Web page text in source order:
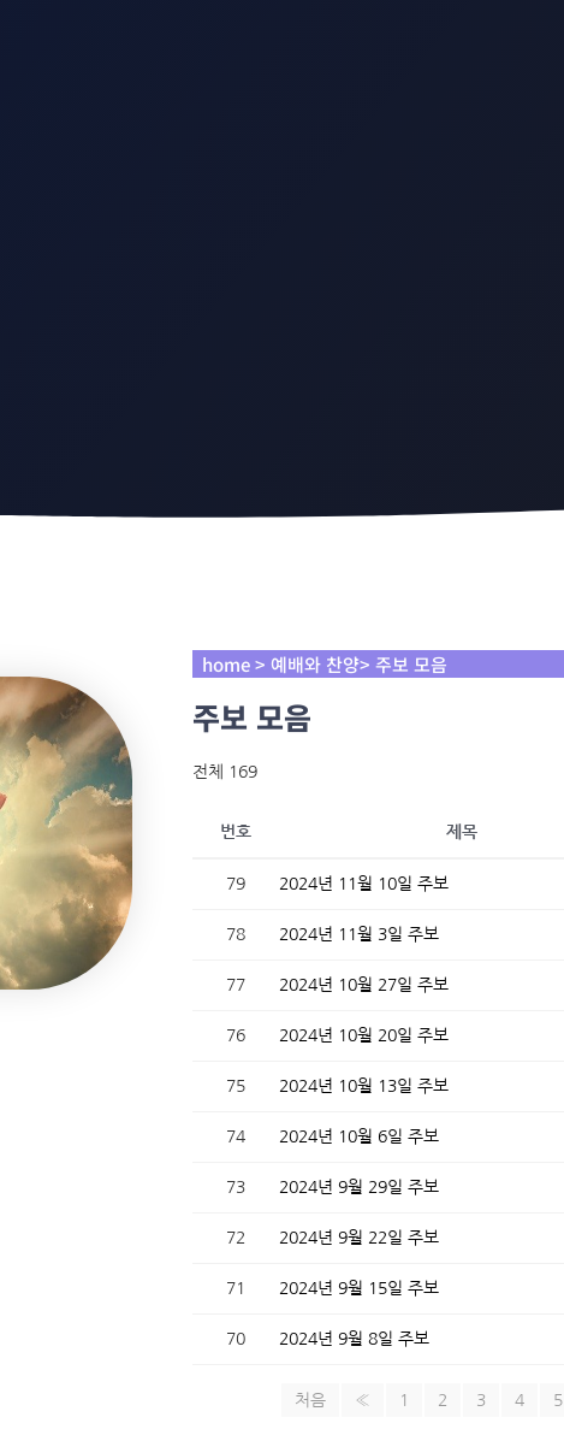
home > 예배와 찬양> 주보 모음
주보 모음
전체 169
번호 제목
79 2024년 11월 10일 주보
78 2024년 11월 3일 주보
77 2024년 10월 27일 주보
76 2024년 10월 20일 주보
75 2024년 10월 13일 주보
74 2024년 10월 6일 주보
73 2024년 9월 29일 주보
72 2024년 9월 22일 주보
71 2024년 9월 15일 주보
70 2024년 9월 8일 주보
처음 « 1 2 3 4 5